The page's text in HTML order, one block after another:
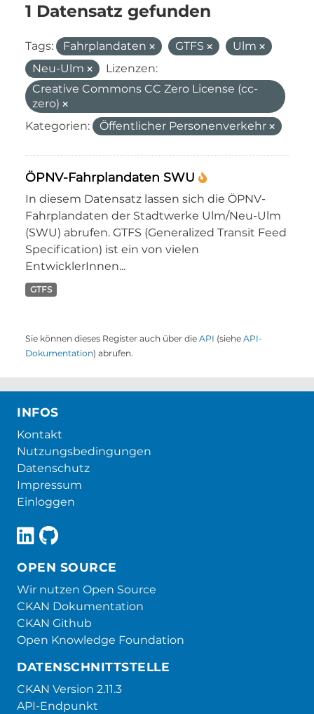
1 Datensatz gefunden
Tags: Fahrplandaten GTFS
Ulm
Neu-Ulm
Lizenzen:
Creative Commons CC Zero License (cc-
zero)
Kategorien:
Öffentlicher Personenverkehr
ÖPNV-Fahrplandaten SWU
In diesem Datensatz lassen sich die ÖPNV-
Fahrplandaten der Stadtwerke Ulm/Neu-Ulm
(SWU) abrufen. GTFS (Generalized Transit Feed
Specification) ist ein von vielen
EntwicklerInnen...
GTFS
Sie können dieses Register auch über die API (siehe API-
Dokumentation) abrufen.
INFOS
Kontakt
Nutzungsbedingungen
Datenschutz
Impressum
Einloggen
OPEN SOURCE
Wir nutzen Open Source
CKAN Dokumentation
CKAN Github
Open Knowledge Foundation
DATENSCHNITTSTELLE
CKAN Version 2.11.3
API-Endpunkt